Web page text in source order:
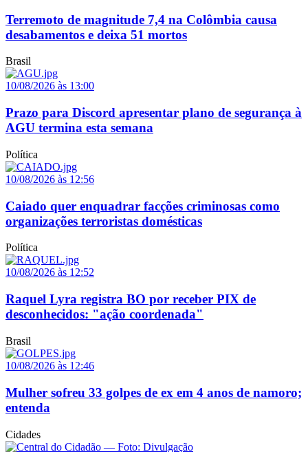
Terremoto de magnitude 7,4 na Colômbia causa
desabamentos e deixa 51 mortos
Brasil
10/08/2026 às 13:00
Prazo para Discord apresentar plano de segurança à
AGU termina esta semana
Política
10/08/2026 às 12:56
Caiado quer enquadrar facções criminosas como
organizações terroristas domésticas
Política
10/08/2026 às 12:52
Raquel Lyra registra BO por receber PIX de
desconhecidos: "ação coordenada"
Brasil
10/08/2026 às 12:46
Mulher sofreu 33 golpes de ex em 4 anos de namoro;
entenda
Cidades